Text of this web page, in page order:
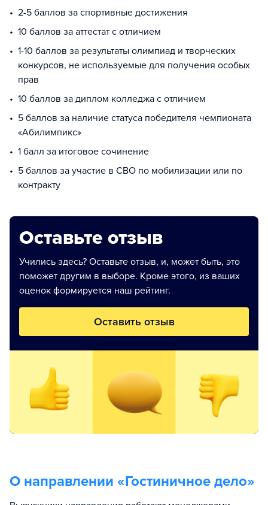
2-5 баллов за спортивные достижения
10 баллов за аттестат с отличием
1-10 баллов за результаты олимпиад и творческих
конкурсов, не используемые для получения особых
прав
10 баллов за диплом колледжа с отличием
5 баллов за наличие статуса победителя чемпионата
«Абилимпикс»
1 балл за итоговое сочинение
5 баллов за участие в СВО по мобилизации или по
контракту
Оставьте отзыв
Учились здесь? Оставьте отзыв, и, может быть, это
поможет другим в выборе. Кроме этого, из ваших
оценок формируется наш рейтинг.
Оставить отзыв
О направлении «Гостиничное дело»